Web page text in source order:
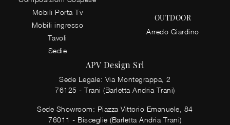
Mobili Porta Tv
Mobili ingresso
Tavoli
Sedie
OUTDOOR
Arredo Giardino
APV Design Srl
Sede Legale: Via Montegrappa, 2
76125 - Trani (Barletta Andria Trani)
Sede Showroom: Piazza Vittorio Emanuele, 84
76011 - Bisceglie (Barletta Andria Trani)